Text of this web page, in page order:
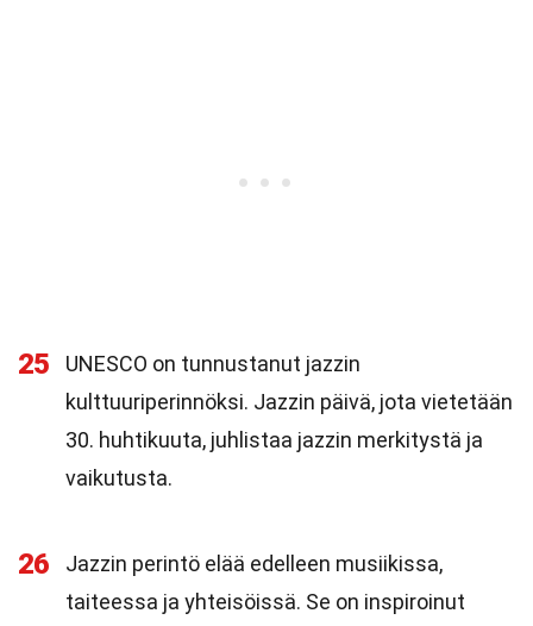
25
UNESCO on tunnustanut jazzin
kulttuuriperinnöksi. Jazzin päivä, jota vietetään
30. huhtikuuta, juhlistaa jazzin merkitystä ja
vaikutusta.
26
Jazzin perintö elää edelleen musiikissa,
taiteessa ja yhteisöissä. Se on inspiroinut